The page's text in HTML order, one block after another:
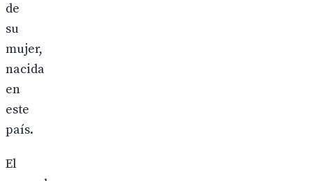
de
su
mujer,
nacida
en
este
país.
El